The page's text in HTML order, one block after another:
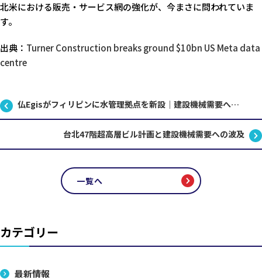
北米における販売・サービス網の強化が、今まさに問われていま
す。
出典： Turner Construction breaks ground $10bn US Meta data
centre
仏Egisがフィリピンに水管理拠点を新設｜建設機械需要へ波及
台北47階超高層ビル計画と建設機械需要への波及
一覧へ
カテゴリー
最新情報